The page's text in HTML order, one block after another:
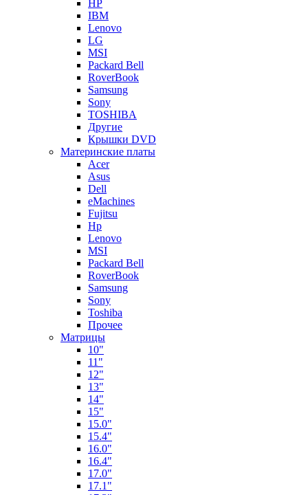
HP
IBM
Lenovo
LG
MSI
Packard Bell
RoverBook
Samsung
Sony
TOSHIBA
Другие
Крышки DVD
Материнские платы
Acer
Asus
Dell
eMachines
Fujitsu
Hp
Lenovo
MSI
Packard Bell
RoverBook
Samsung
Sony
Toshiba
Прочее
Матрицы
10"
11"
12"
13"
14"
15"
15.0"
15.4"
16.0"
16.4"
17.0"
17.1"